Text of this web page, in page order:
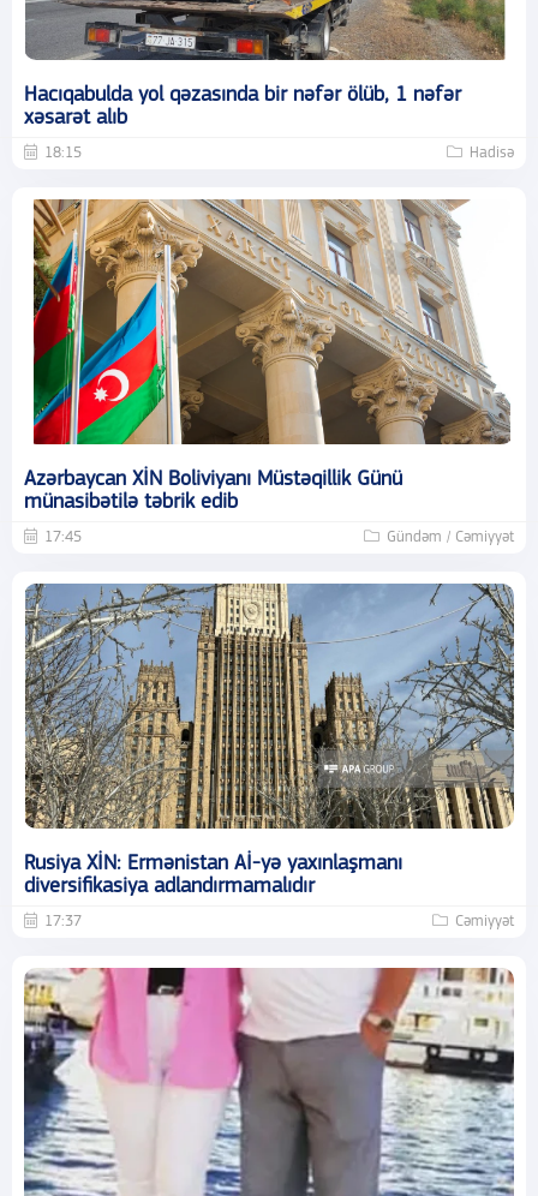
Hacıqabulda yol qəzasında bir nəfər ölüb, 1 nəfər
xəsarət alıb
18:15 Hadisə
Azərbaycan XİN Boliviyanı Müstəqillik Günü
münasibətilə təbrik edib
17:45 Gündəm / Cəmiyyət
Rusiya XİN: Ermənistan Aİ-yə yaxınlaşmanı
diversifikasiya adlandırmamalıdır
17:37 Cəmiyyət